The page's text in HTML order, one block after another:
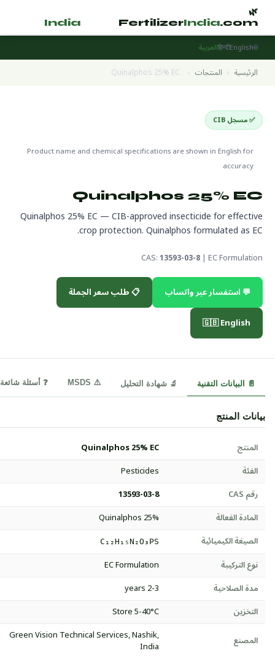
🌿
FertilizerIndia.com
India
🌐
English
हिन्दीالعربية
الرئيسية › المنتجات ›
Quinalphos 25% EC
✅ مسجل CIB
Product name and chemical specifications are shown in English for
accuracy
Quinalphos 25% EC
Quinalphos 25% EC — CIB-approved insecticide for effective
crop protection. Quinalphos formulated as EC.
CAS:13593-03-8 | EC Formulation
💬 استفسار عبر واتساب
📋 طلب سعر الجملة
🇬🇧 English
📄 البيانات التقنية 🔬 شهادة التحليل ⚠️ MSDS ❓ أسئلة شائعة
بيانات المنتج
المنتج
Quinalphos 25% EC
الفئة
Pesticides
رقم CAS
13593-03-8
المادة الفعالة
Quinalphos 25%
الصيغة الكيميائية
C₁₂H₁₅N₂O₃PS
نوع التركيبة
EC Formulation
مدة الصلاحية
2-3 years
التخزين
Store 5-40°C
المصنع
Green Vision Technical Services, Nashik,
India